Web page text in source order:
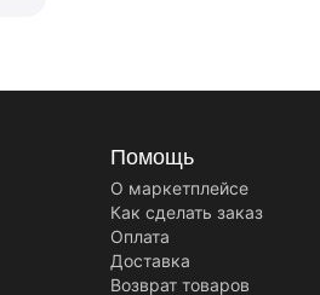
Помощь
О маркетплейсе
Как сделать заказ
Оплата
Доставка
Возврат товаров